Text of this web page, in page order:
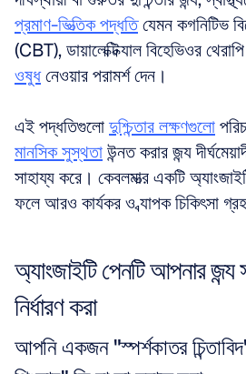
প্রমাণ-ভিত্তিক পদ্ধতি যেমন কগনিটিভ
(CBT), ডায়ালেক্টিক্যাল বিহেভিওর
ওষুধ নেওয়ার পরামর্শ দেন।
এই পদ্ধতিগুলো দুশ্চিন্তার লক্ষণগুলো
মানসিক সুস্থতা উন্নত করার জন্য
সাহায্য করে। কেবলমাত্র একটি
ফলে আরও কার্যকর ও ব্যাপক চিকিৎসা
অ্যাংজাইটি পেনটি আপনার জন্য
নির্ধারণ করা
আপনি একজন "স্পর্শকাতর